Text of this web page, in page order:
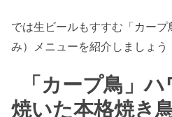
では生ビールもすすむ「カー
み）メニューを紹介しましょう
「カープ鳥」
焼いた本格焼き